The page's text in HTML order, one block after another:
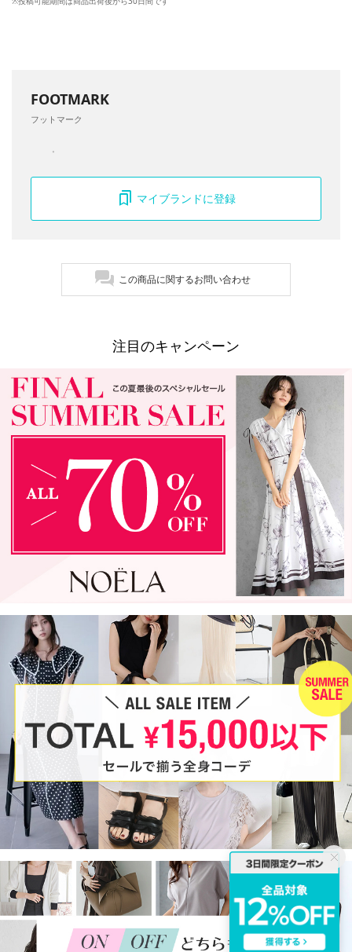
FOOTMARK
フットマーク
マイブランドに登録
この商品に関するお問い合わせ
注目のキャンペーン